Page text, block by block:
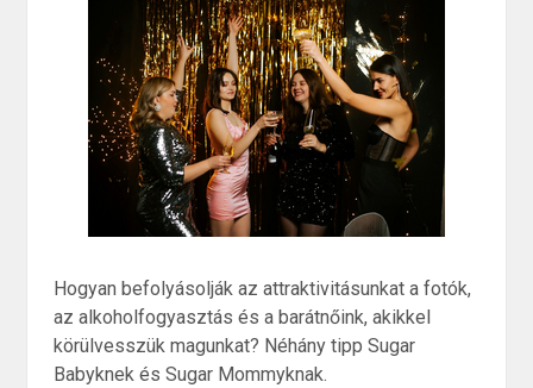
Hogyan befolyásolják az attraktivitásunkat a fotók,
az alkoholfogyasztás és a barátnőink, akikkel
körülvesszük magunkat? Néhány tipp Sugar
Babyknek és Sugar Mommyknak.